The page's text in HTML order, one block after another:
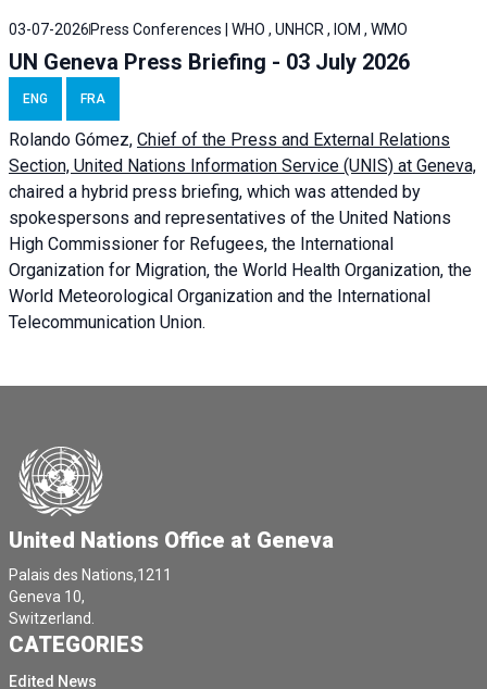
03-07-2026 Press Conferences | WHO , UNHCR , IOM , WMO
UN Geneva Press Briefing - 03 July 2026
ENG FRA
Rolando Gómez, Chief of the Press and External Relations
Section, United Nations Information Service (UNIS) at Geneva,
chaired a hybrid press briefing, which was attended by
spokespersons and representatives of the United Nations
High Commissioner for Refugees, the International
Organization for Migration, the World Health Organization, the
World Meteorological Organization and the International
Telecommunication Union.
United Nations Office at Geneva
Palais des Nations,1211
Geneva 10,
Switzerland.
CATEGORIES
Edited News